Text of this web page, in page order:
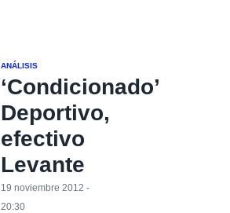
ANÁLISIS
‘Condicionado’
Deportivo,
efectivo
Levante
19 noviembre 2012 -
20:30